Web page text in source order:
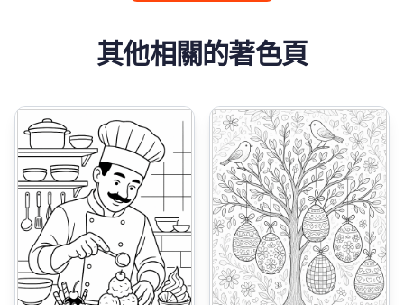
其他相關的著色頁